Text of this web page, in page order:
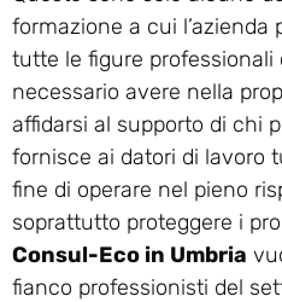
formazione a cui
tutte le figure professionali
necessario avere nella
affidarsi al supporto di chi
fornisce ai datori di lavoro
fine di operare nel pieno
soprattutto proteggere i
Consul-Eco in Umbria
fianco professionisti del